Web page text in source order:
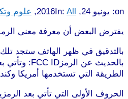
on: يونيو 24, 2016 In: All
, علوم
يفترض البعض أن معرفة معنى
بالتدقيق في ظهر الهاتف ستجد
الطريقة التي تستخدمها أمريكا